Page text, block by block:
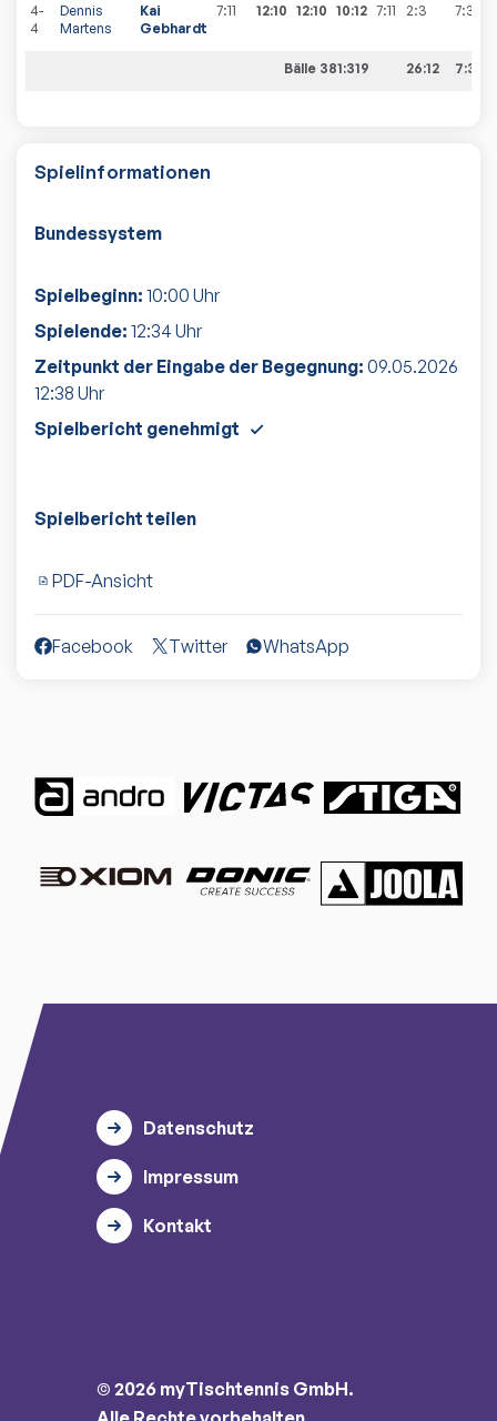
4-
4
Dennis
Martens
Kai
Gebhardt
7:11 12:10 12:10 10:12 7:11 2:3 7:3
Bälle 381:319 26:12 7:3
Spielinformationen
Bundessystem
Spielbeginn: 10:00 Uhr
Spielende: 12:34 Uhr
Zeitpunkt der Eingabe der Begegnung: 09.05.2026
12:38 Uhr
Spielbericht genehmigt
Spielbericht teilen
PDF-Ansicht
Facebook Twitter WhatsApp
Datenschutz
Impressum
Kontakt
© 2026 myTischtennis GmbH.